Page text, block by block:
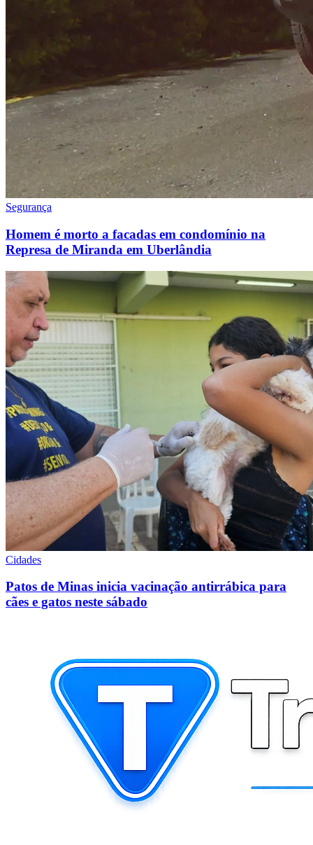
Segurança
Homem é morto a facadas em condomínio na
Represa de Miranda em Uberlândia
Cidades
Patos de Minas inicia vacinação antirrábica para
cães e gatos neste sábado